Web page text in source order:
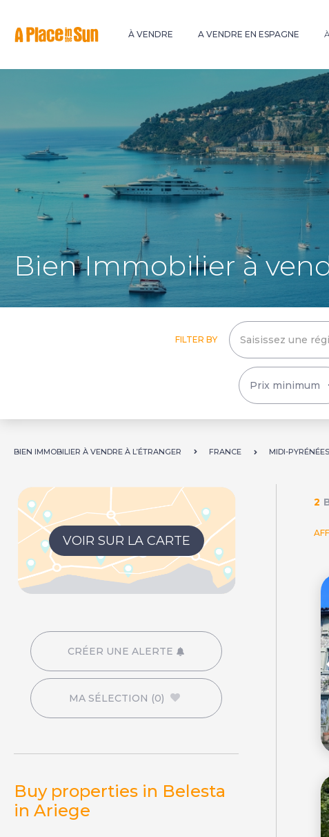
À VENDRE A VENDRE EN ESPAGNE
Bien Immobilier à
FILTER BY
BIEN IMMOBILIER À VENDRE À L’ÉTRANGER FRANCE MIDI-PYRÉNÉES
VOIR SUR LA CARTE
CRÉER UNE ALERTE
MA SÉLECTION (0)
Buy properties in Belesta
in Ariege
2